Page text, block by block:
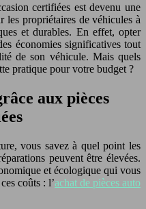
certifiées est devenu une
les propriétaires de véhicules à
et durables. En effet, opter
économies significatives tout
de son véhicule. Mais quels
pratique pour votre budget ?
aux pièces
vous savez à quel point les
peuvent être élevées.
et écologique qui vous
coûts : l’achat de pièces auto